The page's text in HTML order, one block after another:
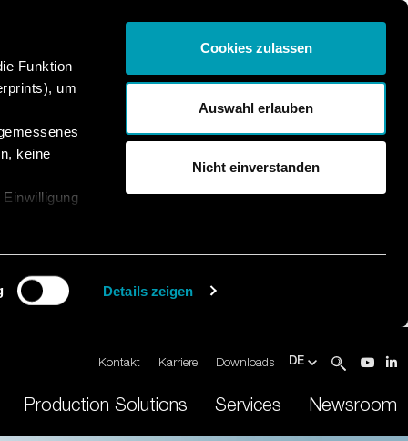
Funktion
um
keine
Details zeigen
Cookies zulassen
Auswahl erlauben
Nicht einverstanden
Production Solutions Services Newsroom
DE
Kontakt Karriere Downloads